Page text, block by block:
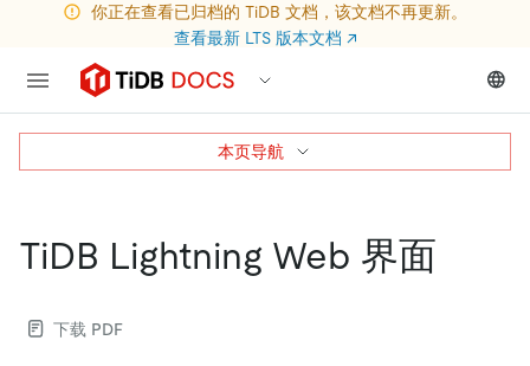
你正在查看已归档的 TiDB 文档，该文档不再更新。
查看最新 LTS 版本文档 ↗
TiDB Lightning Web 界面
下载 PDF
本页导航